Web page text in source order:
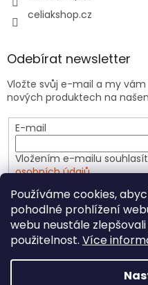
Používáme cookies,
pohodlné prohlížení
webu neustále
použitelnost. Více
celiakshop.cz
Odebírat newsletter
Vložte svůj e-mail a my
nových produktech na
E-mail
Vložením e-mailu
osobních údajů
PŘIHLÁSIT SE